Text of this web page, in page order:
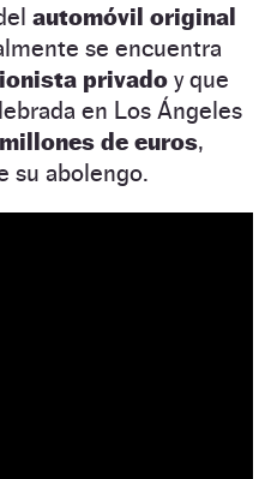
automóvil original
se encuentra
privado y que
en Los Ángeles
de euros,
su abolengo.